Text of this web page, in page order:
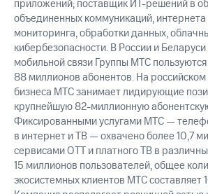
приложений; поставщик ИТ-решений в
объединенных коммуникаций,
мониторинга, обработки данных,
кибербезопасности. В России и
мобильной связи Группы МТС
88 миллионов абонентов. На
бизнеса МТС занимает лидирующие
крупнейшую 82-миллионную
Фиксированными услугами МТС —
в интернет и ТВ — охвачено более 10,7
сервисами OTT и платного ТВ в
15 миллионов пользователей, общее
экосистемных клиентов МТС составляет